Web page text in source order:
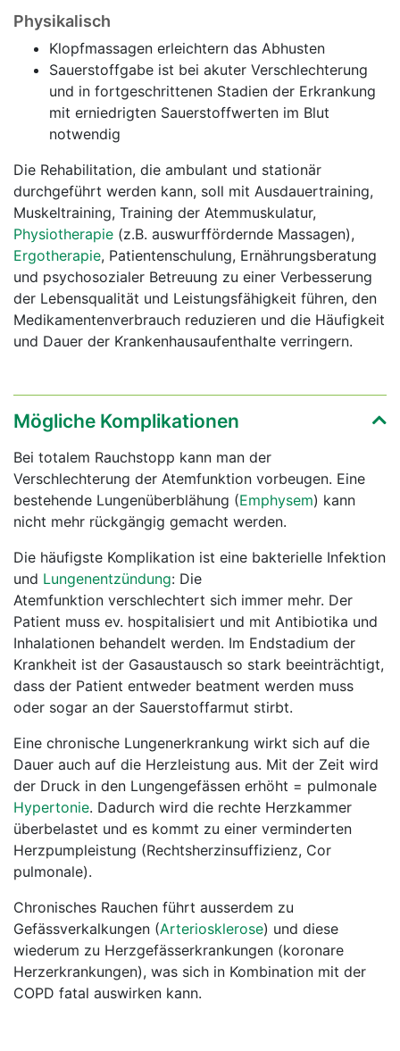
Physikalisch
Klopfmassagen erleichtern das Abhusten
Sauerstoffgabe ist bei akuter Verschlechterung
und in fortgeschrittenen Stadien der Erkrankung
mit erniedrigten Sauerstoffwerten im Blut
notwendig
Die Rehabilitation, die ambulant und stationär
durchgeführt werden kann, soll mit Ausdauertraining,
Muskeltraining, Training der Atemmuskulatur,
Physiotherapie (z.B. auswurffördernde Massagen),
Ergotherapie, Patientenschulung, Ernährungsberatung
und psychosozialer Betreuung zu einer Verbesserung
der Lebensqualität und Leistungsfähigkeit führen, den
Medikamentenverbrauch reduzieren und die Häufigkeit
und Dauer der Krankenhausaufenthalte verringern.
Mögliche Komplikationen
Bei totalem Rauchstopp kann man der
Verschlechterung der Atemfunktion vorbeugen. Eine
bestehende Lungenüberblähung (Emphysem) kann
nicht mehr rückgängig gemacht werden.
Die häufigste Komplikation ist eine bakterielle Infektion
und Lungenentzündung: Die
Atemfunktion verschlechtert sich immer mehr. Der
Patient muss ev. hospitalisiert und mit Antibiotika und
Inhalationen behandelt werden. Im Endstadium der
Krankheit ist der Gasaustausch so stark beeinträchtigt,
dass der Patient entweder beatment werden muss
oder sogar an der Sauerstoffarmut stirbt.
Eine chronische Lungenerkrankung wirkt sich auf die
Dauer auch auf die Herzleistung aus. Mit der Zeit wird
der Druck in den Lungengefässen erhöht = pulmonale
Hypertonie. Dadurch wird die rechte Herzkammer
überbelastet und es kommt zu einer verminderten
Herzpumpleistung (Rechtsherzinsuffizienz, Cor
pulmonale).
Chronisches Rauchen führt ausserdem zu
Gefässverkalkungen (Arteriosklerose) und diese
wiederum zu Herzgefässerkrankungen (koronare
Herzerkrankungen), was sich in Kombination mit der
COPD fatal auswirken kann.